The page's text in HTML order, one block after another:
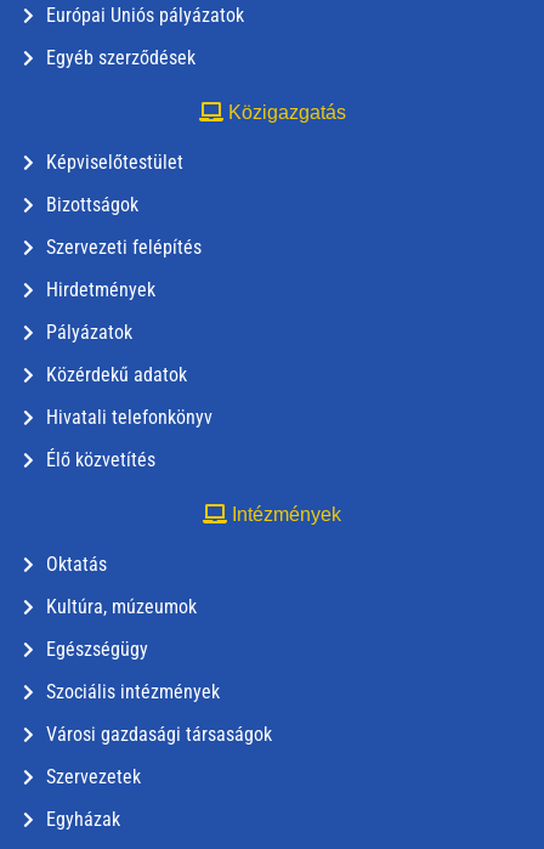
Európai Uniós pályázatok
Egyéb szerződések
Közigazgatás
Képviselőtestület
Bizottságok
Szervezeti felépítés
Hirdetmények
Pályázatok
Közérdekű adatok
Hivatali telefonkönyv
Élő közvetítés
Intézmények
Oktatás
Kultúra, múzeumok
Egészségügy
Szociális intézmények
Városi gazdasági társaságok
Szervezetek
Egyházak